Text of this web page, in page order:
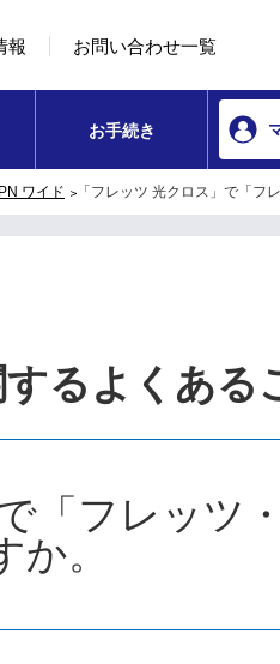
ビゲーションへ移動
報 お問い合わせ一覧
お手続き
ワイド 「フレッツ 光クロス」で「フ
するよくある
「フレッツ
。